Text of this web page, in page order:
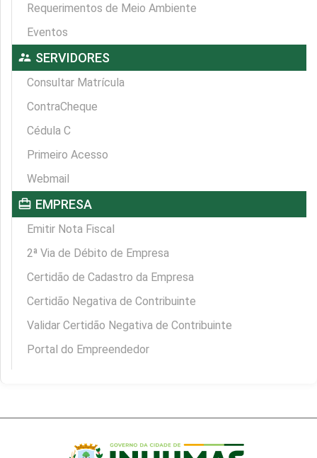
Requerimentos de Meio Ambiente
Eventos
supervisor_account SERVIDORES
Consultar Matrícula
ContraCheque
Cédula C
Primeiro Acesso
Webmail
card_travel EMPRESA
Emitir Nota Fiscal
2ª Via de Débito de Empresa
Certidão de Cadastro da Empresa
Certidão Negativa de Contribuinte
Validar Certidão Negativa de Contribuinte
Portal do Empreendedor